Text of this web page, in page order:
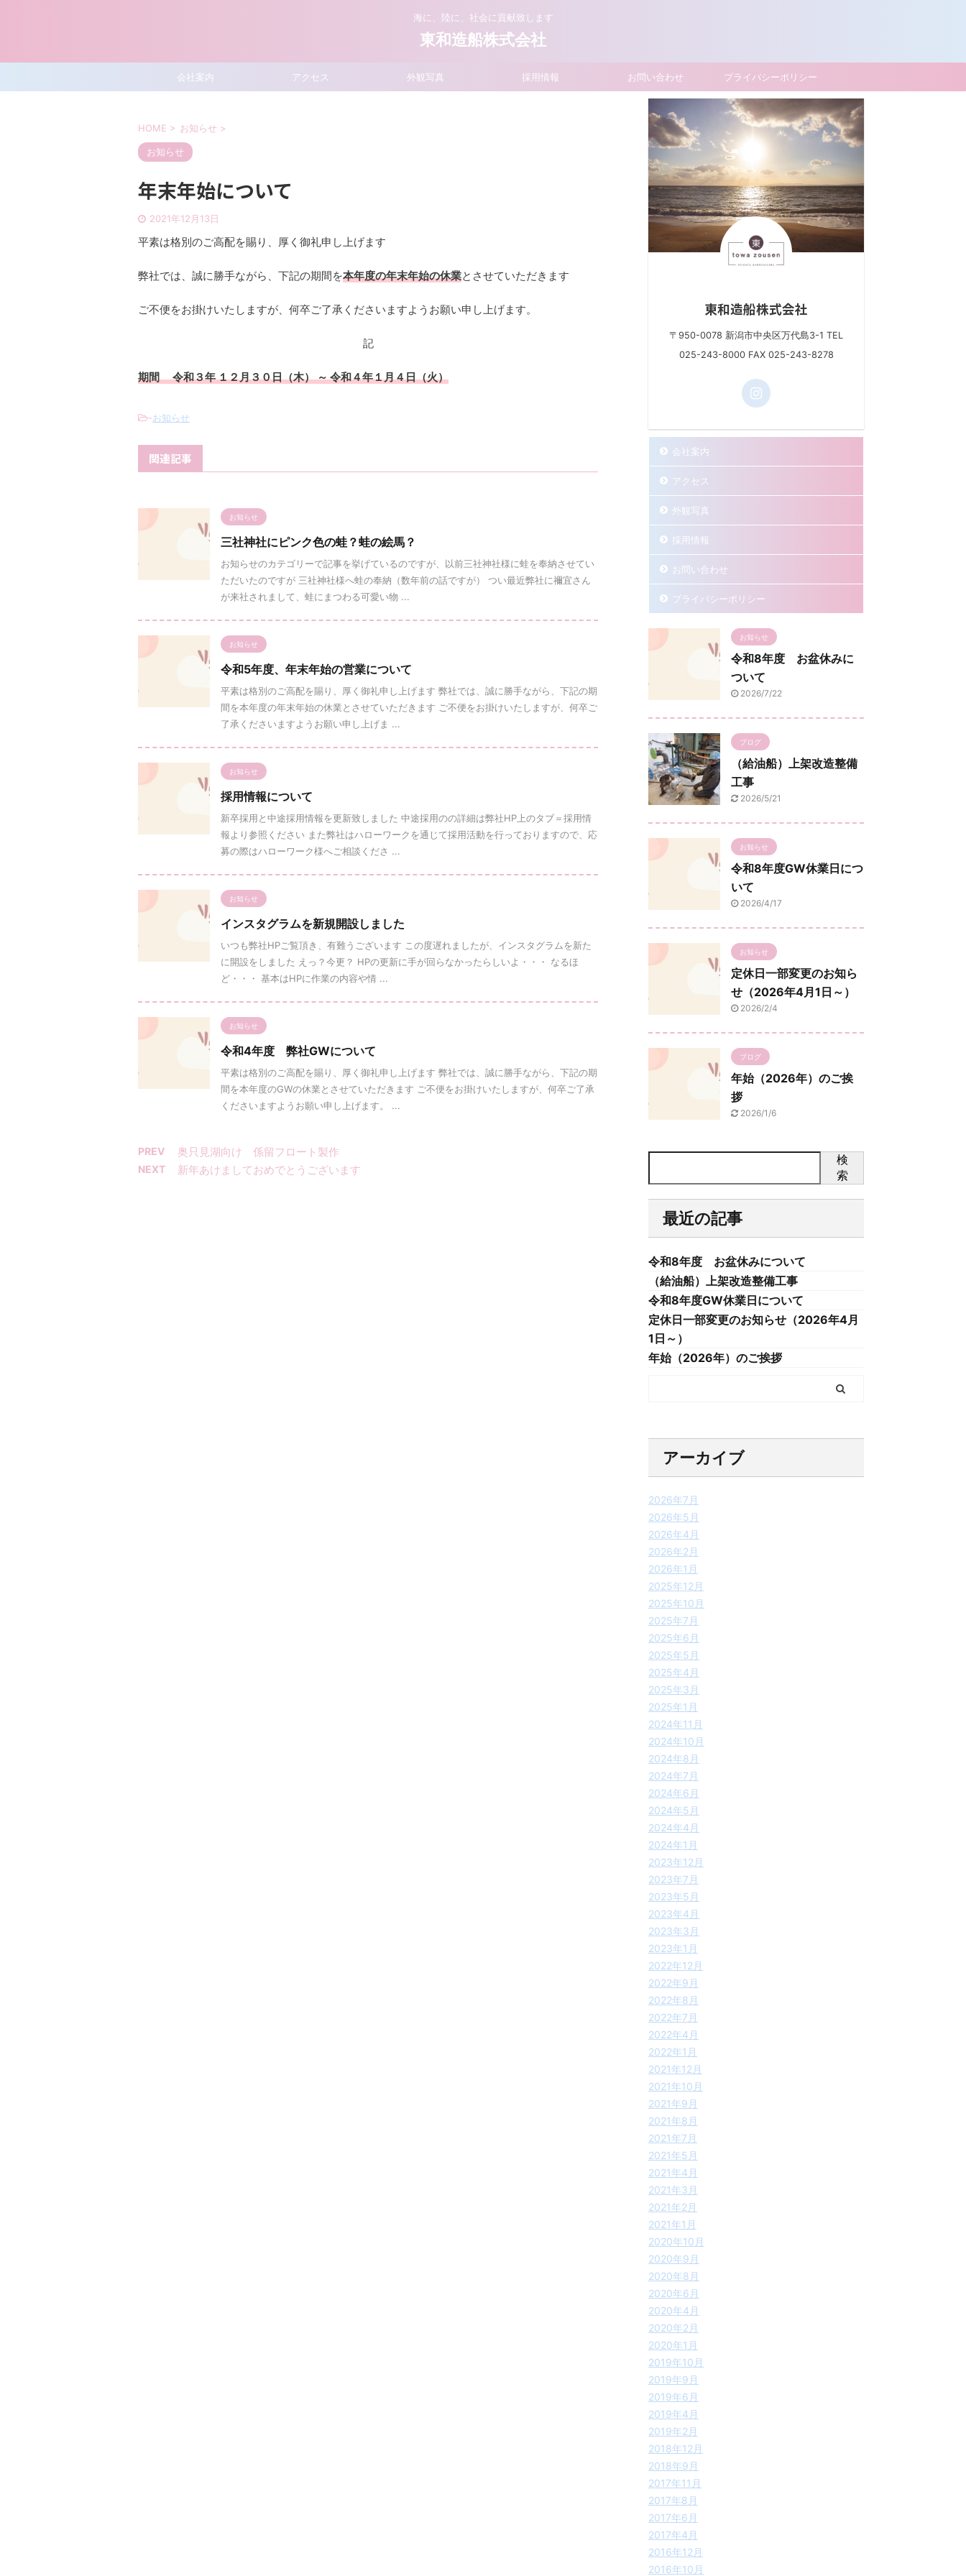
海に、陸に、社会に貢献致します
東和造船株式会社
会社案内 アクセス 外観写真 採用情報 お問い合わせ プライバシーポリシー
HOME > お知らせ >
お知らせ
年末年始について
2021年12月13日
平素は格別のご高配を賜り、厚く御礼申し上げます
弊社では、誠に勝手ながら、下記の期間を本年度の年末年始の休業とさせていただきます
ご不便をお掛けいたしますが、何卒ご了承くださいますようお願い申し上げます。
記
期間 令和３年 １２月３０日（木） ～ 令和４年１月４日（火）
-お知らせ
関連記事
お知らせ
三社神社にピンク色の蛙？蛙の絵馬？
お知らせのカテゴリーで記事を挙げているのですが、以前三社神社様に蛙を奉納させてい
ただいたのですが 三社神社様へ蛙の奉納（数年前の話ですが） つい最近弊社に禰宜さん
が来社されまして、蛙にまつわる可愛い物 ...
お知らせ
令和5年度、年末年始の営業について
平素は格別のご高配を賜り、厚く御礼申し上げます 弊社では、誠に勝手ながら、下記の期
間を本年度の年末年始の休業とさせていただきます ご不便をお掛けいたしますが、何卒ご
了承くださいますようお願い申し上げま ...
お知らせ
採用情報について
新卒採用と中途採用情報を更新致しました 中途採用のの詳細は弊社HP上のタブ＝採用情
報より参照ください また弊社はハローワークを通じて採用活動を行っておりますので、応
募の際はハローワーク様へご相談くださ ...
お知らせ
インスタグラムを新規開設しました
いつも弊社HPご覧頂き、有難うございます この度遅れましたが、インスタグラムを新た
に開設をしました えっ？今更？ HPの更新に手が回らなかったらしいよ・・・ なるほ
ど・・・ 基本はHPに作業の内容や情 ...
お知らせ
令和4年度 弊社GWについて
平素は格別のご高配を賜り、厚く御礼申し上げます 弊社では、誠に勝手ながら、下記の期
間を本年度のGWの休業とさせていただきます ご不便をお掛けいたしますが、何卒ご了承
くださいますようお願い申し上げます。 ...
PREV 奥只見湖向け 係留フロート製作
NEXT 新年あけましておめでとうございます
東和造船株式会社
〒950-0078 新潟市中央区万代島3-1 TEL
025-243-8000 FAX 025-243-8278
会社案内
アクセス
外観写真
採用情報
お問い合わせ
プライバシーポリシー
お知らせ
令和8年度 お盆休みに
ついて
2026/7/22
ブログ
（給油船）上架改造整備
工事
2026/5/21
お知らせ
令和8年度GW休業日につ
いて
2026/4/17
お知らせ
定休日一部変更のお知ら
せ（2026年4月1日～）
2026/2/4
ブログ
年始（2026年）のご挨
拶
2026/1/6
検
索
最近の記事
令和8年度 お盆休みについて
（給油船）上架改造整備工事
令和8年度GW休業日について
定休日一部変更のお知らせ（2026年4月
1日～）
年始（2026年）のご挨拶
アーカイブ
2026年7月
2026年5月
2026年4月
2026年2月
2026年1月
2025年12月
2025年10月
2025年7月
2025年6月
2025年5月
2025年4月
2025年3月
2025年1月
2024年11月
2024年10月
2024年8月
2024年7月
2024年6月
2024年5月
2024年4月
2024年1月
2023年12月
2023年7月
2023年5月
2023年4月
2023年3月
2023年1月
2022年12月
2022年9月
2022年8月
2022年7月
2022年4月
2022年1月
2021年12月
2021年10月
2021年9月
2021年8月
2021年7月
2021年5月
2021年4月
2021年3月
2021年2月
2021年1月
2020年10月
2020年9月
2020年8月
2020年6月
2020年4月
2020年2月
2020年1月
2019年10月
2019年9月
2019年6月
2019年4月
2019年2月
2018年12月
2018年9月
2017年11月
2017年8月
2017年6月
2017年4月
2016年12月
2016年10月